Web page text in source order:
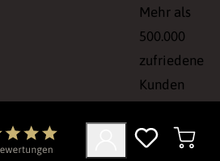
Mehr als
500.000
zufriedene
Kunden